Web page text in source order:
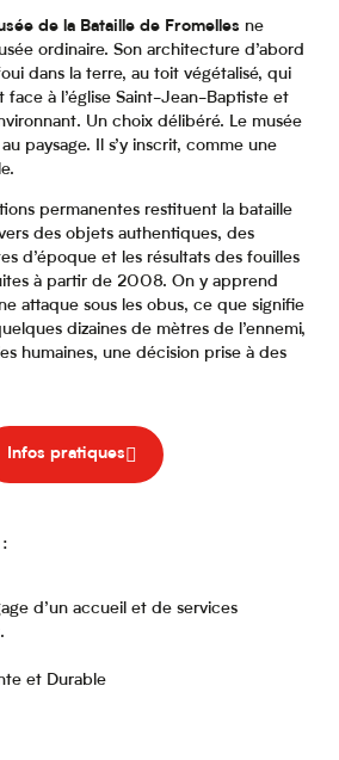
de la Bataille de Fromelles ne
ordinaire. Son architecture d’abord
dans la terre, au toit végétalisé, qui
face à l’église Saint-Jean-Baptiste et
Un choix délibéré. Le musée
paysage. Il s’y inscrit, comme une
permanentes restituent la bataille
des objets authentiques, des
d’époque et les résultats des fouilles
à partir de 2008. On y apprend
attaque sous les obus, ce que signifie
dizaines de mètres de l’ennemi,
humaines, une décision prise à des
Infos pratiques
:
d’un accueil et de services
et Durable